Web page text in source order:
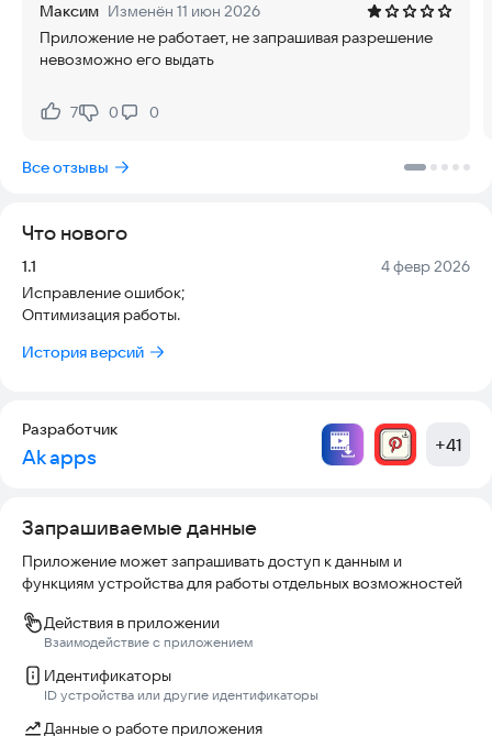
аудиофайла. Для создания рингтона вы можете
воспользоваться функцией вашего смартфона "запись с
экрана" и записать видео музыки из spotify, soundcloud,
приложения извлечь аудио из видео, вырезать нужную часть
и сохранить на смартфон как готовый рингтон. Так же вы
через whatsapp* (ватсап) *, telegram, viber (вайбер), imo (имо)
создания новых ремиксов или мэшапов. Или для
объединения двух записей из диктофона.
- Обрежьте звук, установите обрезанный звук, который вы
можете установить позже в качестве мелодии звонка.
- Объединить аудио
- Редактор скорости MP3
- Удалить аудио часть
* Продукт компании Meta, которая признана в РФ
экстремистской.
*WhatsApp принадлежит компании Meta, которая признана
экстремистской и запрещена на территории РФ.
Максим Изменён 11 июн 2026
Приложение не работает, не запрашивая разрешение
невозможно его выдать
Нравится:
7Не нравится:
0 0
Все отзывы
Что нового
Версия:
1.1 Дата:
4 февр 2026
Исправление ошибок;
Оптимизация работы.
История версий
Разработчик
Ak apps +41
Запрашиваемые данные
Приложение может запрашивать доступ к данным и
функциям устройства для работы отдельных возможностей
Действия в приложении
Взаимодействие с приложением
Идентификаторы
ID устройства или другие идентификаторы
Данные о работе приложения